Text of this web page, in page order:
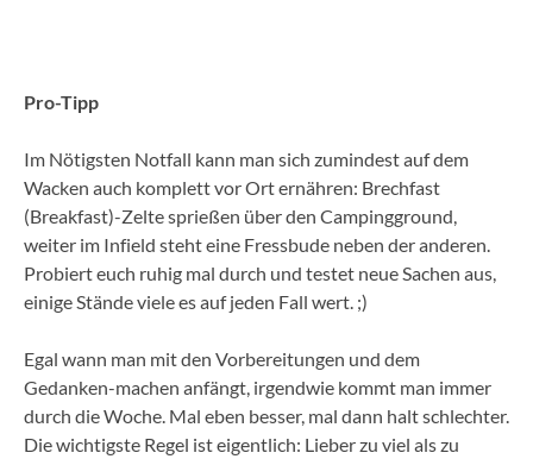
Pro-Tipp
Im Nötigsten Notfall kann man sich zumindest auf dem
Wacken auch komplett vor Ort ernähren: Brechfast
(Breakfast)-Zelte sprießen über den Campingground,
weiter im Infield steht eine Fressbude neben der anderen.
Probiert euch ruhig mal durch und testet neue Sachen aus,
einige Stände viele es auf jeden Fall wert. ;)
Egal wann man mit den Vorbereitungen und dem
Gedanken-machen anfängt, irgendwie kommt man immer
durch die Woche. Mal eben besser, mal dann halt schlechter.
Die wichtigste Regel ist eigentlich: Lieber zu viel als zu